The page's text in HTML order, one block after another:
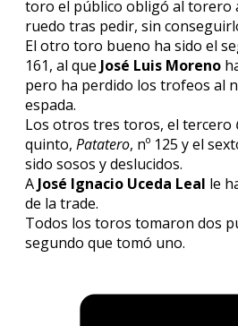
toro el público obligó al torero
ruedo tras pedir, sin
El otro toro bueno ha sido el
161, al que José Luis Moreno
pero ha perdido los trofeos al
espada.
Los otros tres toros, el tercero
quinto, Patatero, nº 125 y el
sido sosos y deslucidos.
A José Ignacio Uceda Leal le
de la trade.
Todos los toros tomaron dos
segundo que tomó uno.